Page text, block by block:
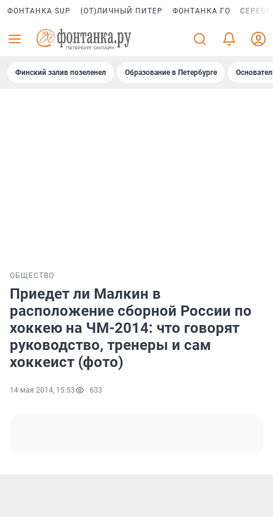
ФОНТАНКА SUP (ОТ)ЛИЧНЫЙ ПИТЕР ФОНТАНКА ГО
Финский залив позеленел Образование в Петербурге
ОБЩЕСТВО
Приедет ли Малкин в
расположение сборной России по
хоккею на ЧМ-2014: что говорят
руководство, тренеры и сам
хоккеист (фото)
14 мая 2014, 15:53 633